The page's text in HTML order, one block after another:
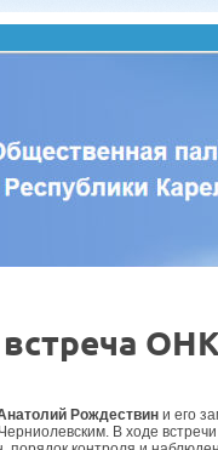
встреча
Рождествин и его
В ходе